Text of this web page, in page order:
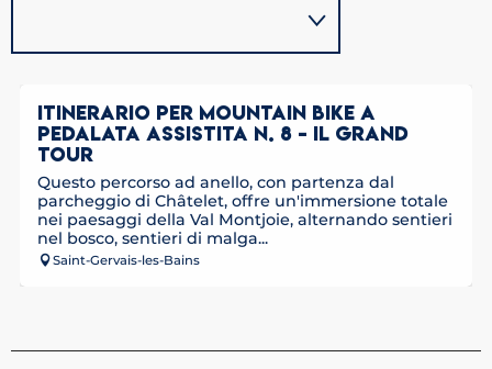
ITINERARIO PER MOUNTAIN BIKE A
PEDALATA ASSISTITA N. 8 - IL GRAND
TOUR
Questo percorso ad anello, con partenza dal
parcheggio di Châtelet, offre un'immersione totale
nei paesaggi della Val Montjoie, alternando sentieri
nel bosco, sentieri di malga...
Saint-Gervais-les-Bains